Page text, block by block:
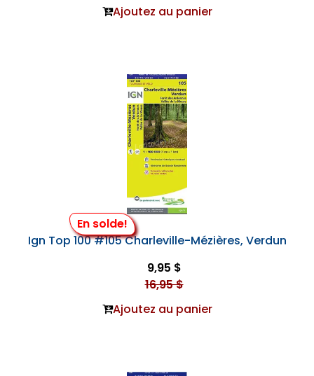
Ajoutez au panier
En solde!
Ign Top 100 #105 Charleville-Mézières, Verdun
9,95 $
16,95 $
Ajoutez au panier